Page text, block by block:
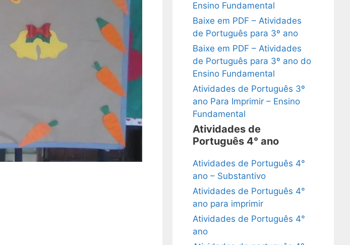
Ensino Fundamental
Baixe em PDF – Atividades
de Português para 3º ano
Baixe em PDF – Atividades
de Português para 3º ano do
Ensino Fundamental
Atividades de Português 3º
ano Para Imprimir – Ensino
Fundamental
Atividades de
Português 4° ano
Atividades de Português 4°
ano – Substantivo
Atividades de Português 4°
ano para imprimir
Atividades de Português 4°
ano